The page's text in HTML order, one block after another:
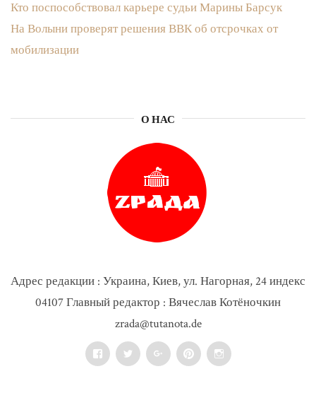
Кто поспособствовал карьере судьи Марины Барсук
На Волыни проверят решения ВВК об отсрочках от
мобилизации
О НАС
Адрес редакции : Украина, Киев, ул. Нагорная, 24 индекс
04107 Главный редактор : Вячеслав Котёночкин
zrada@tutanota.de
FacebookTwitter Google+PinterestInstagram